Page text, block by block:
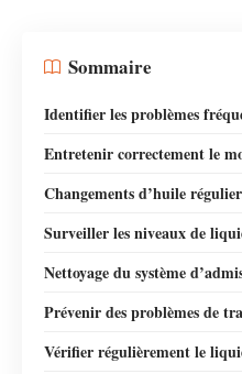
Sommaire
Identifier les problèmes
Entretenir correctement le
Changements d’huile
Surveiller les niveaux de
Nettoyage du système
Prévenir des problèmes de
Vérifier régulièrement le